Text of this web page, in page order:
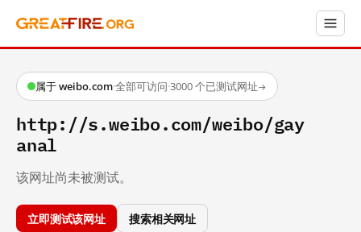
属于 weibo.com·全部可访问·3000 个已测试网址→
http://s.weibo.com/weibo/gay
anal
该网址尚未被测试。
立即测试该网址 搜索相关网址